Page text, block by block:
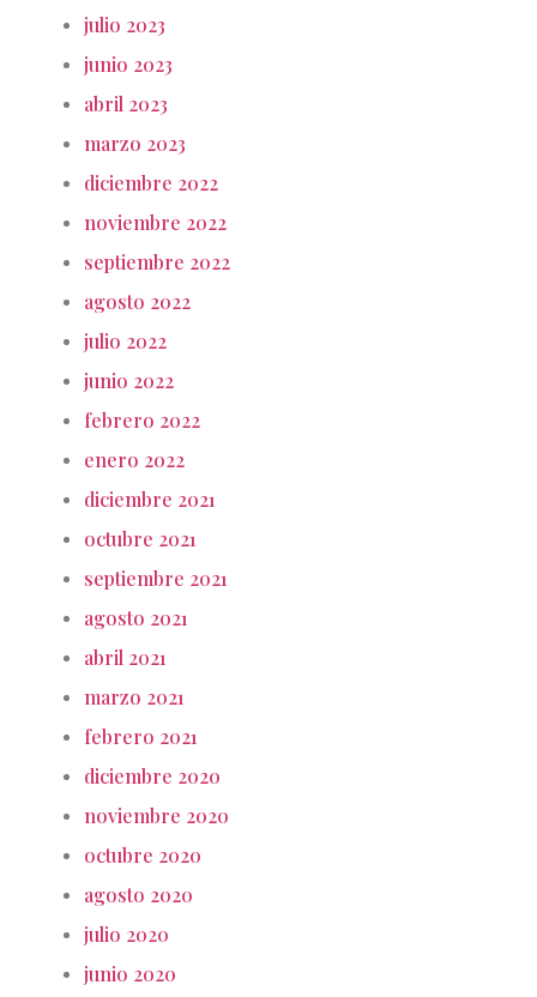
julio 2023
junio 2023
abril 2023
marzo 2023
diciembre 2022
noviembre 2022
septiembre 2022
agosto 2022
julio 2022
junio 2022
febrero 2022
enero 2022
diciembre 2021
octubre 2021
septiembre 2021
agosto 2021
abril 2021
marzo 2021
febrero 2021
diciembre 2020
noviembre 2020
octubre 2020
agosto 2020
julio 2020
junio 2020